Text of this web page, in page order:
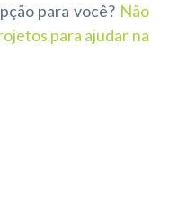
para você? Não
para ajudar na